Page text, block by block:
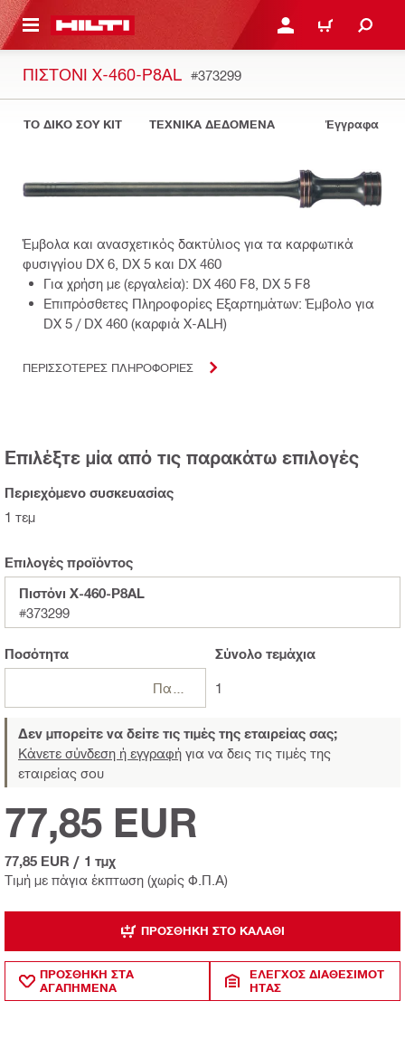
ΕΛΕΓΞΕΙΣ ΤΟ ΠΑΚΕΤΟ ΠΟΥ ΕΧΕΙΣ ΦΤΙΑΞΕΙ ΚΆΝΕ ΣΎΝΔΕΣΗ Ή
ΚΑΛΆΘΙ
ΠΙΣΤΌΝΙ X-460-P8AL #373299
ΤΟ ΔΙΚΟ ΣΟΥ KIT ΤΕΧΝΙΚΑ ΔΕΔΟΜΕΝΑ Έγγραφα
Έμβολα και ανασχετικός δακτύλιος για τα καρφωτικά
φυσιγγίου DX 6, DX 5 και DX 460
Για χρήση με (εργαλεία): DX 460 F8, DX 5 F8
Επιπρόσθετες Πληροφορίες Εξαρτημάτων: Έμβολο για
DX 5 / DX 460 (καρφιά X-ALH)
ΠΕΡΙΣΣΟΤΕΡΕΣ ΠΛΗΡΟΦΟΡΙΕΣ
Επιλέξτε μία από τις παρακάτω επιλογές
Περιεχόμενο συσκευασίας
1 τεμ
Επιλογές προϊόντος
Πιστόνι X-460-P8AL
#373299
Ποσότητα Σύνολοτεμάχια
1
Δεν μπορείτε να δείτε τις τιμές της εταιρείας σας;
Κάνετε σύνδεση ή εγγραφή για να δεις τις τιμές της
εταιρείας σου
Τιμή με πάγια έκπτωση (χωρίς Φ.Π.Α)
77,85 EUR
77,85 EUR / 1 τμχ
ΠΡΟΣΘΉΚΗ ΣΤΟ ΚΑΛΆΘΙ
ΠΡΟΣΘΗΚΗ ΣΤΑ
ΑΓΑΠΗΜΕΝΑ
ΈΛΕΓΧΟΣ ΔΙΑΘΕΣΙΜΌΤ
ΗΤΑΣ